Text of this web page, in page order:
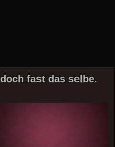
fast das selbe.